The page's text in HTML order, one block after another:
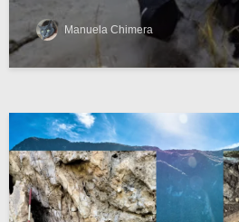
Manuela Chimera